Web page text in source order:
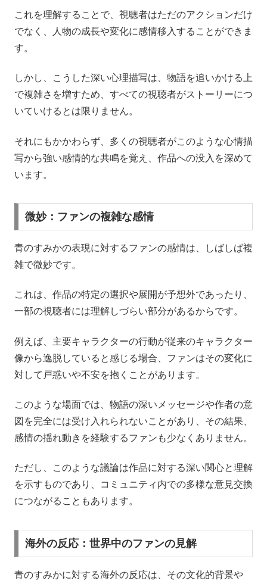
これを理解することで、視聴者はただのアクションだけ
でなく、人物の成長や変化に感情移入することができま
す。
しかし、こうした深い心理描写は、物語を追いかける上
で複雑さを増すため、すべての視聴者がストーリーにつ
いていけるとは限りません。
それにもかかわらず、多くの視聴者がこのような心情描
写から強い感情的な共鳴を覚え、作品への没入を深めて
います。
微妙：ファンの複雑な感情
青のすみかの表現に対するファンの感情は、しばしば複
雑で微妙です。
これは、作品の特定の選択や展開が予想外であったり、
一部の視聴者には理解しづらい部分があるからです。
例えば、主要キャラクターの行動が従来のキャラクター
像から逸脱していると感じる場合、ファンはその変化に
対して戸惑いや不安を抱くことがあります。
このような場面では、物語の深いメッセージや作者の意
図を完全には受け入れられないことがあり、その結果、
感情の揺れ動きを経験するファンも少なくありません。
ただし、このような議論は作品に対する深い関心と理解
を示すものであり、コミュニティ内での多様な意見交換
につながることもあります。
海外の反応：世界中のファンの見解
青のすみかに対する海外の反応は、その文化的背景や